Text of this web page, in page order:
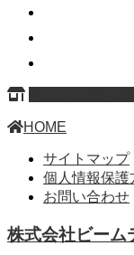
HOME
サイトマップ
個人情報保護
お問い合わせ
株式会社ビーム